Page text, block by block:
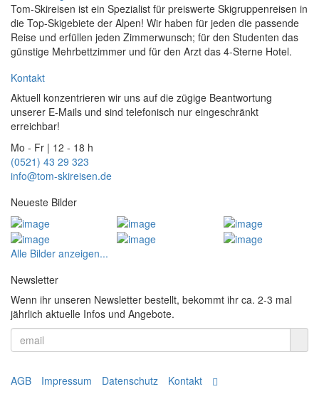
Tom-Skireisen ist ein Spezialist für preiswerte Skigruppenreisen in
die Top-Skigebiete der Alpen! Wir haben für jeden die passende
Reise und erfüllen jeden Zimmerwunsch; für den Studenten das
günstige Mehrbettzimmer und für den Arzt das 4-Sterne Hotel.
Kontakt
Aktuell konzentrieren wir uns auf die zügige Beantwortung
unserer E-Mails und sind telefonisch nur eingeschränkt
erreichbar!
Mo - Fr | 12 - 18 h
(0521) 43 29 323
info@tom-skireisen.de
Neueste Bilder
Alle Bilder anzeigen...
Newsletter
Wenn ihr unseren Newsletter bestellt, bekommt ihr ca. 2-3 mal
jährlich aktuelle Infos und Angebote.
AGB Impressum Datenschutz Kontakt